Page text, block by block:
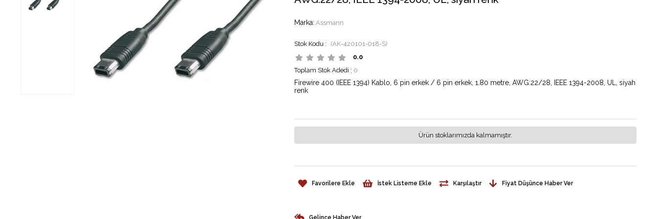
Marka: Assmann
(AK-420101-018-S)
0.0
Toplam Stok Adedi : 0
Firewire 400 (IEEE 1394) Kablo, 6 pin erkek / 6 pin erkek, 1.80 metre, AWG:22/28, IEEE 1394-2008, UL, siyah
renk
Ürün stoklarımızda kalmamıştır.
Favorilere Ekle İstek Listeme Ekle Karşılaştır Fiyat Düşünce Haber Ver
Gelince Haber Ver